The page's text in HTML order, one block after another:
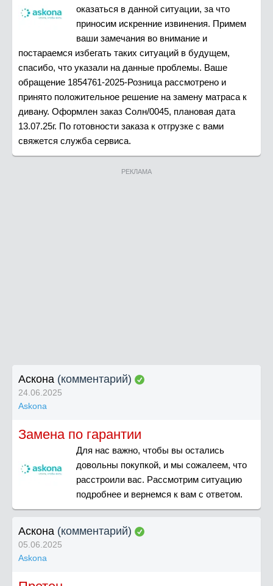
оказаться в данной ситуации, за что
приносим искренние извинения. Примем
ваши замечания во внимание и
постараемся избегать таких ситуаций в будущем,
спасибо, что указали на данные проблемы. Ваше
обращение 1854761-2025-Розница рассмотрено и
принято положительное решение на замену матраса к
дивану. Оформлен заказ Солн/0045, плановая дата
13.07.25г. По готовности заказа к отгрузке с вами
свяжется служба сервиса.
РЕКЛАМА
Аскона (комментарий)
24.06.2025
Askona
Замена по гарантии
Для нас важно, чтобы вы остались
довольны покупкой, и мы сожалеем, что
расстроили вас. Рассмотрим ситуацию
подробнее и вернемся к вам с ответом.
Аскона (комментарий)
05.06.2025
Askona